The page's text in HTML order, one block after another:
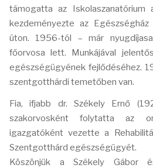
támogatta az Iskolaszanatórium
kezdeményezte az
úton. 1956-tól – már
főorvosa lett. Munkájával
egészségügyének fejlődéséhez.
szentgotthárdi temetőben van.
Fia, ifjabb dr. Székely Ernő
szakorvosként folytatta az
igazgatóként vezette a
Szentgotthárd egészségügyét.
Köszönjük a Székely Gábor